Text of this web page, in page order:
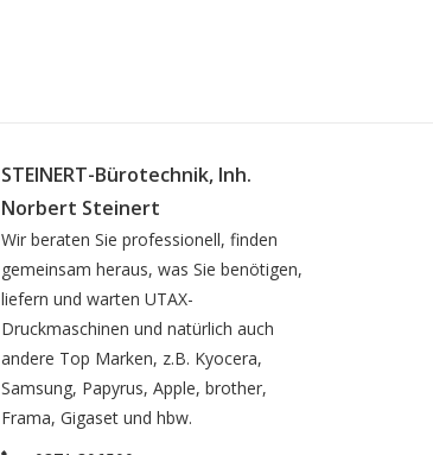
STEINERT-Bürotechnik, Inh.
Norbert Steinert
Wir beraten Sie professionell, finden
gemeinsam heraus, was Sie benötigen,
liefern und warten UTAX-
Druckmaschinen und natürlich auch
andere Top Marken, z.B. Kyocera,
Samsung, Papyrus, Apple, brother,
Frama, Gigaset und hbw.